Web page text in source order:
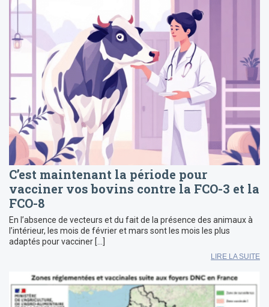
C’est maintenant la période pour
vacciner vos bovins contre la FCO-3 et la
FCO-8
En l’absence de vecteurs et du fait de la présence des animaux à
l’intérieur, les mois de février et mars sont les mois les plus
adaptés pour vacciner […]
LIRE LA SUITE